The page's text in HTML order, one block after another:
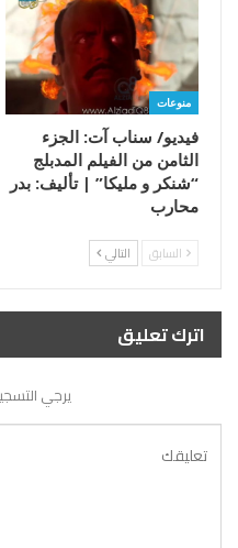
منوعات
فيديو/ سناب آت: الجزء
الثامن من الفيلم المدبلج
“شنكر و مليكا” | تأليف: بدر
محارب
السابق التالي
اترك تعليق
يرجي